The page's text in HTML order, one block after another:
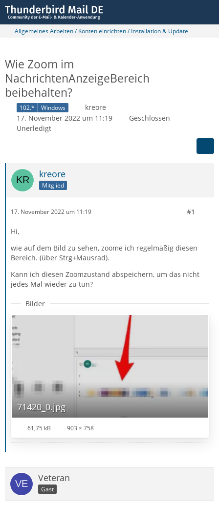
Allgemeines Arbeiten / Konten einrichten / Installation & Update
Wie Zoom im
NachrichtenAnzeigeBereich
beibehalten?
102.* Windows
kreore
17. November 2022 um 11:19
Geschlossen
Unerledigt
kreore
Mitglied
17. November 2022 um 11:19 #1
Hi,
wie auf dem Bild zu sehen, zoome ich regelmäßig diesen
Bereich. (über Strg+Mausrad).
Kann ich diesen Zoomzustand abspeichern, um das nicht
jedes Mal wieder zu tun?
Bilder
71420_0.jpg
61,75 kB 903 × 758
Veteran
Gast